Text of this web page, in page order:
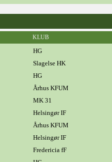
KLUB
HG
Slagelse HK
HG
Århus KFUM
MK 31
Helsingør IF
Århus KFUM
Helsingør IF
Fredericia fF